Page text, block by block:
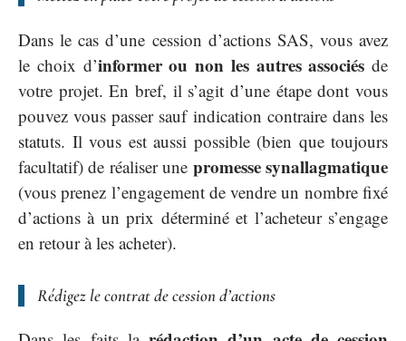
Dans le cas d’une cession d’actions SAS, vous avez
le choix d’informer ou non les autres associés de
votre projet. En bref, il s’agit d’une étape dont vous
pouvez vous passer sauf indication contraire dans les
statuts. Il vous est aussi possible (bien que toujours
facultatif) de réaliser une promesse synallagmatique
(vous prenez l’engagement de vendre un nombre fixé
d’actions à un prix déterminé et l’acheteur s’engage
en retour à les acheter).
Rédigez le contrat de cession d’actions